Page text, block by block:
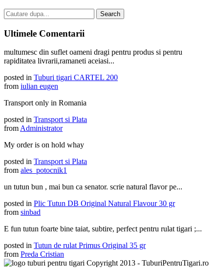
Ultimele Comentarii
multumesc din suflet oameni dragi pentru produs si pentru
rapiditatea livrarii,ramaneti aceiasi...
posted in Tuburi tigari CARTEL 200
from iulian eugen
Transport only in Romania
posted in Transport si Plata
from Administrator
My order is on hold whay
posted in Transport si Plata
from ales_potocnik1
un tutun bun , mai bun ca senator. scrie natural flavor pe...
posted in Plic Tutun DB Original Natural Flavour 30 gr
from sinbad
E fun tutun foarte bine taiat, subtire, perfect pentru rulat tigari ;...
posted in Tutun de rulat Primus Original 35 gr
from Preda Cristian
Copyright 2013 - TuburiPentruTigari.ro